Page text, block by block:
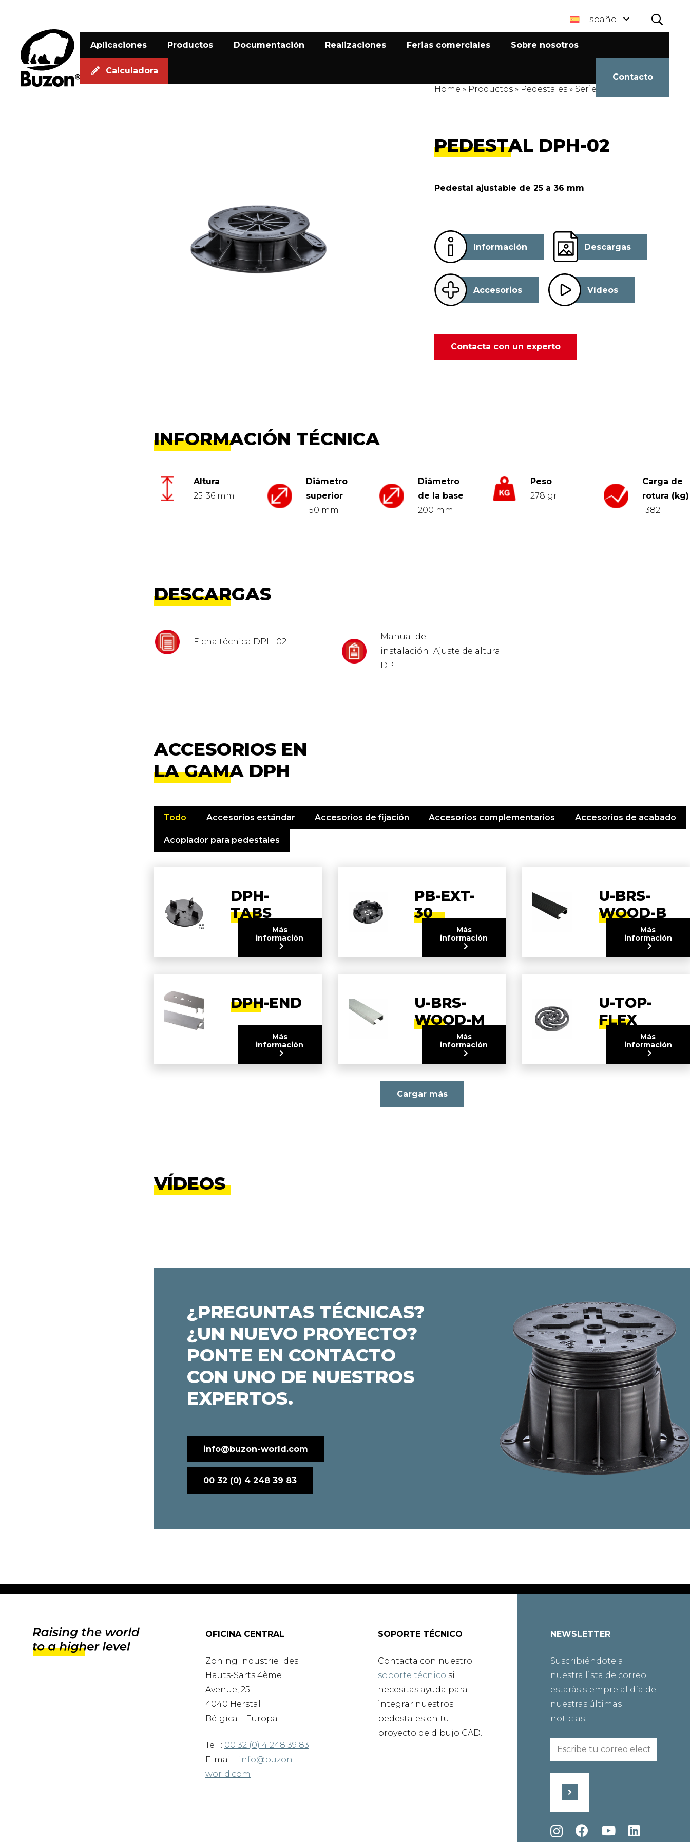
Español
Aplicaciones Productos Documentación Realizaciones Ferias comerciales Sobre nosotros
Calculadora
Contacto
Home » Productos » Pedestales » Serie DPH
PEDESTAL DPH-02
Pedestal ajustable de 25 a 36 mm
Información Descargas
Accesorios Vídeos
Contacta con un experto
INFORMACIÓN TÉCNICA
Altura
25-36 mm
Diámetro
superior
150 mm
Diámetro
de la base
200 mm
Peso
278 gr
Carga de
rotura (kg)
1382
DESCARGAS
Ficha técnica DPH-02
Manual de
instalación_Ajuste de altura
DPH
ACCESORIOS EN
LA GAMA DPH
Todo Accesorios estándar Accesorios de fijación Accesorios complementarios Accesorios de acabado
Acoplador para pedestales
DPH-
TABS
Más
información
PB-EXT-
30
Más
información
U-BRS-
WOOD-B
Más
información
DPH-END
Más
información
U-BRS-
WOOD-M
Más
información
U-TOP-
FLEX
Más
información
Cargar más
VÍDEOS
¿PREGUNTAS TÉCNICAS?
¿UN NUEVO PROYECTO?
PONTE EN CONTACTO
CON UNO DE NUESTROS
EXPERTOS.
info@buzon-world.com
00 32 (0) 4 248 39 83
OFICINA CENTRAL
Zoning Industriel des
Hauts-Sarts 4ème
Avenue, 25
4040 Herstal
Bélgica – Europa
Tel. : 00 32 (0) 4 248 39 83
E-mail : info@buzon-
world.com
SOPORTE TÉCNICO
Contacta con nuestro
soporte técnico si
necesitas ayuda para
integrar nuestros
pedestales en tu
proyecto de dibujo CAD.
NEWSLETTER
Suscribiéndote a
nuestra lista de correo
estarás siempre al día de
nuestras últimas
noticias.
Email